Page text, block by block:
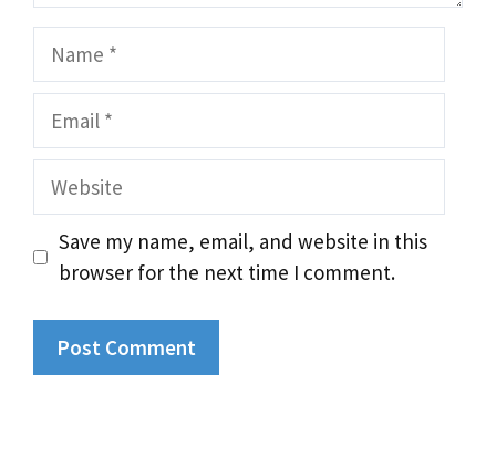
Name
Email
Website
Save my name, email, and website in this
browser for the next time I comment.